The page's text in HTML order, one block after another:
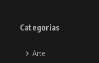
Categorias
Arte